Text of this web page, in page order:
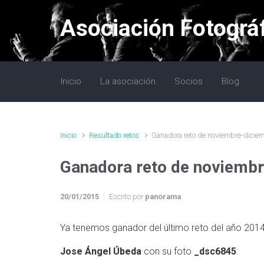
Saltar al contenido principal
Asociación
Inicio La asociación Socios Blog
Inicio Resultado retos Ganadora reto de noviembre-
Ganadora reto de
20/01/2015 Escrito por panorama
Ya tenemos ganador del último reto del año
Jose Ángel Úbeda con su foto _dsc6845: